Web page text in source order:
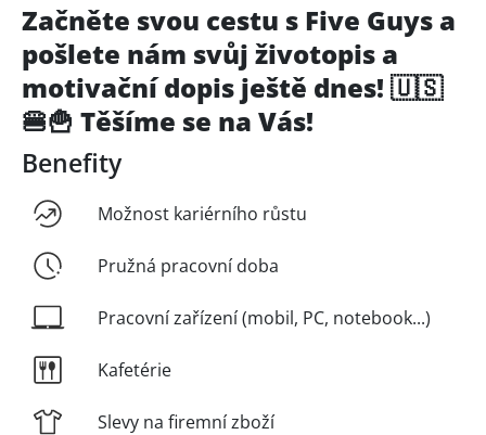
Začněte svou cestu s Five Guys a
pošlete nám svůj životopis a
motivační dopis ještě dnes! 🇺🇸
🍔🍟 Těšíme se na Vás!
Benefity
Možnost kariérního růstu
Pružná pracovní doba
Pracovní zařízení (mobil, PC, notebook...)
Kafetérie
Slevy na firemní zboží